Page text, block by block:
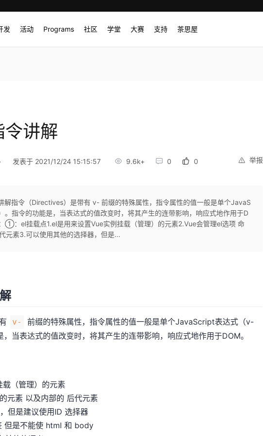
发 活动 Programs 社区 学堂 大赛 支持 茶思屋
讲解
举报
发表于 2021/12/24 15:15:57 9.6k+ 0 0
解指令（Directives）是带有 v- 前缀的特殊属性，指令属性的值一般是单个JavaS
指令的功能是，当表达式的值改变时，将其产生的连带影响，响应式地作用于D
①：el挂载点1.el是用来设置Vue实例挂载（管理）的元素2.Vue会管理el选项 命
元素3.可以使用其他的选择器，但是...
v-
前缀的特殊属性，指令属性的值一般是单个JavaScript表达式（v-
当表达式的值改变时，将其产生的连带影响，响应式地作用于DOM。
载（管理）的元素
元素 以及内部的 后代元素
但是建议使用ID 选择器
但是不能使 html 和 body